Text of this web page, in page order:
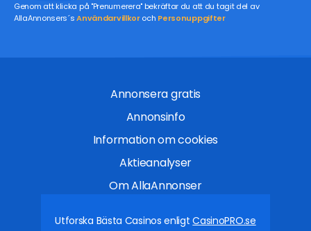
Genom att klicka på "Prenumerera" bekräftar du att du tagit del av
AllaAnnonsers´sAnvändarvillkoroch Personuppgifter
Annonsera gratis
Annonsinfo
Information om cookies
Aktieanalyser
Om AllaAnnonser
Utforska Bästa Casinos enligtCasinoPRO.se